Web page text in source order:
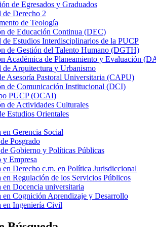
de Egresados y Graduados
de Derecho 2
de Teología
de Educación Continua (DEC)
de Estudios Interdisciplinarios de la PUCP
de Gestión del Talento Humano (DGTH)
Académica de Planeamiento y Evaluación
de Arquitectura y Urbanismo
Asesoría Pastoral Universitaria (CAPU)
de Comunicación Institucional (DCI)
PUCP (OCAI)
de Actividades Culturales
Estudios Orientales
en Gerencia Social
Posgrado
Gobierno y Políticas Públicas
y Empresa
en Derecho c.m. en Política Jurisdiccional
en Regulación de los Servicios Públicos
en Docencia universitaria
en Cognición Aprendizaje y Desarrollo
en Ingeniería Civil